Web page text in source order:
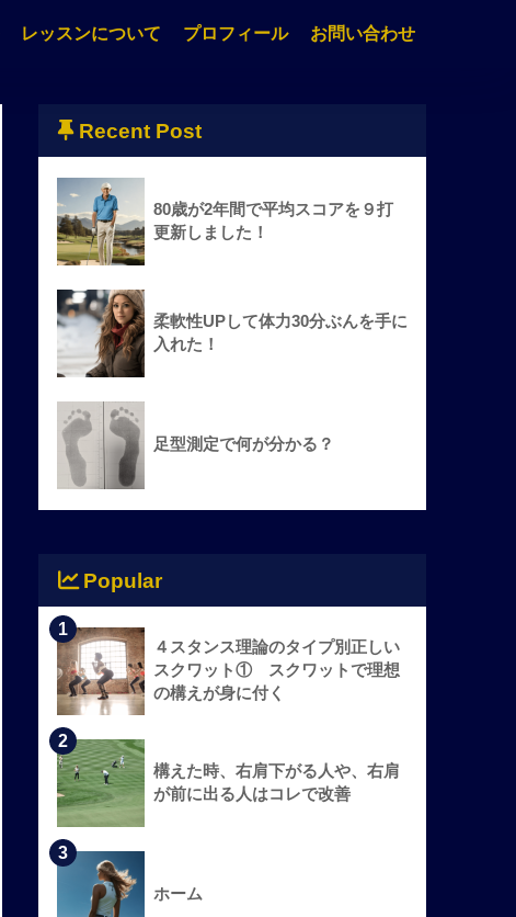
レッスンについて プロフィール お問い合わせ
Recent Post
80歳が2年間で平均スコアを９打
更新しました！
柔軟性UPして体力30分ぶんを手に
入れた！
足型測定で何が分かる？
Popular
1
４スタンス理論のタイプ別正しい
スクワット① スクワットで理想
の構えが身に付く
2
構えた時、右肩下がる人や、右肩
が前に出る人はコレで改善
3
ホーム